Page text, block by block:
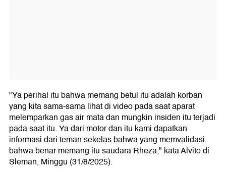
"Ya perihal itu bahwa memang betul itu adalah korban
yang kita sama-sama lihat di video pada saat aparat
melemparkan gas air mata dan mungkin insiden itu terjadi
pada saat itu. Ya dari motor dan itu kami dapatkan
informasi dari teman sekelas bahwa yang memvalidasi
bahwa benar memang itu saudara Rheza," kata Alvito di
Sleman, Minggu (31/8/2025).